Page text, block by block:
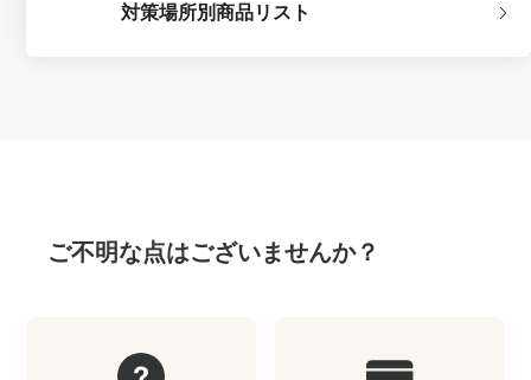
対策場所別商品リスト
ご不明な点はございませんか？